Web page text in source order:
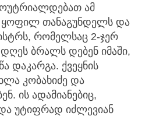
ამ
ყოფილ თანაგუნდელს და
რომელსაც 2-ჯერ
ბრალს დებენ იმაში,
დაკარგა. ქვეყნის
კობახიძე და
ის ადამიანებიც,
უტიფრად იძლევიან